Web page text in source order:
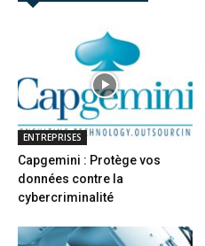
ENTREPRISES
Capgemini : Protège vos
données contre la
cybercriminalité